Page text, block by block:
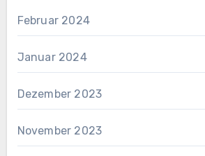
Februar 2024
Januar 2024
Dezember 2023
November 2023